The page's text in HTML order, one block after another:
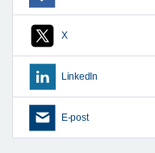
X
LinkedIn
E-post